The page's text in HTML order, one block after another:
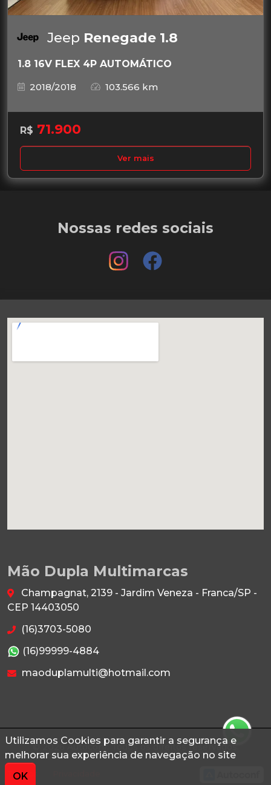
Utilizamos Cookies para garantir a segurança e
melhorar sua experiência de navegação no site
OK
Jeep Renegade 1.8
1.8 16V FLEX 4P AUTOMÁTICO
2018/2018
103.566 km
R$ 71.900
Ver mais
Nossas redes sociais
Mão Dupla Multimarcas
Champagnat, 2139 - Jardim Veneza - Franca/SP -
CEP 14403050
(16)3703-5080
(16)99999-4884
maoduplamulti@hotmail.com
© 2026 Autoconf. Todos os direitos reservados.
Termos